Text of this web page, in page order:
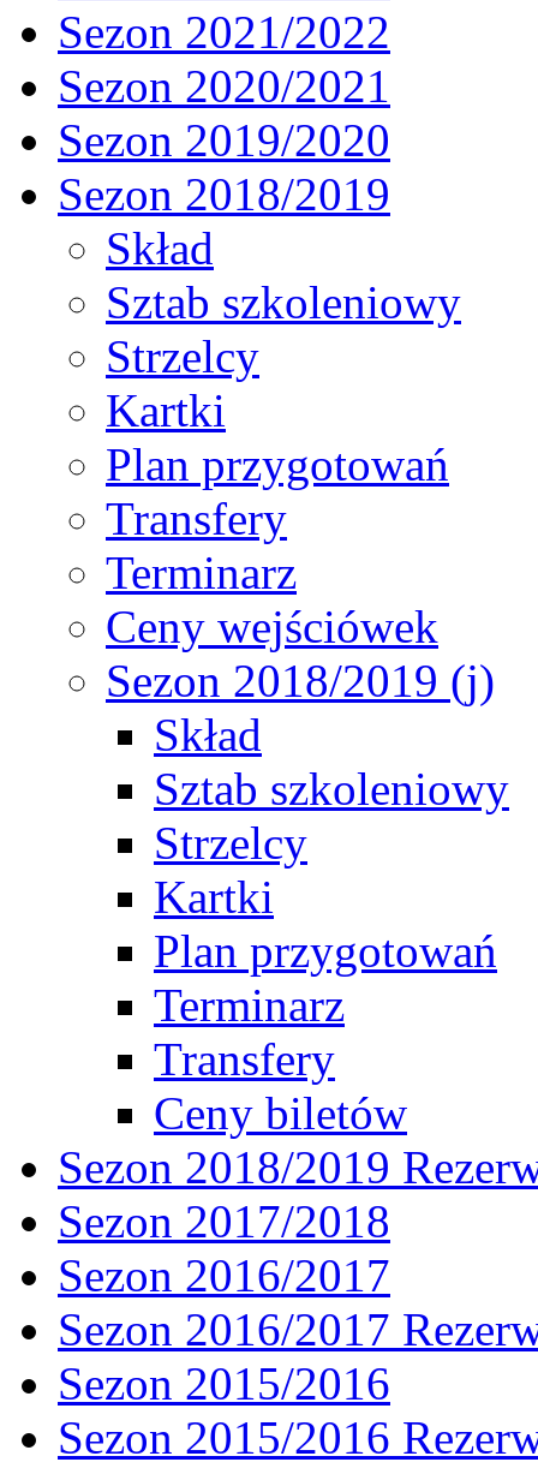
Sezon 2021/2022
Sezon 2020/2021
Sezon 2019/2020
Sezon 2018/2019
Skład
Sztab szkoleniowy
Strzelcy
Kartki
Plan przygotowań
Transfery
Terminarz
Ceny wejściówek
Sezon 2018/2019 (j)
Skład
Sztab szkoleniowy
Strzelcy
Kartki
Plan przygotowań
Terminarz
Transfery
Ceny biletów
Sezon 2018/2019
Sezon 2017/2018
Sezon 2016/2017
Sezon 2016/2017
Sezon 2015/2016
Sezon 2015/2016